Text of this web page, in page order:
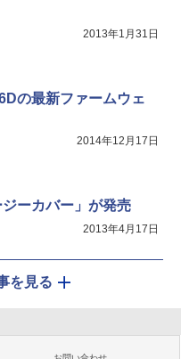
2013年1月31日
の最新ファームウェ
2014年12月17日
ーカバー」が発売
2013年4月17日
を見る